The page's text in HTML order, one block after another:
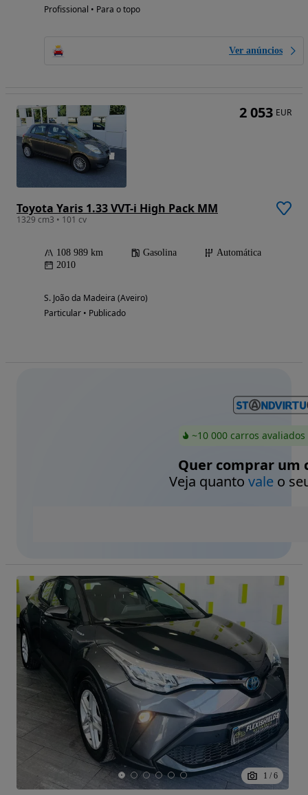
Profissional • Para o topo
Ver anúncios
Toyota Yaris 1.33 VVT-i High Pack MM
1329 cm3 • 101 cv
108 989 km Gasolina
Automática
2010
S. João da Madeira (Aveiro)
Particular • Publicado
2 053 EUR
~10 000 carros
Quer comprar um
Veja quanto valeo
1 / 6